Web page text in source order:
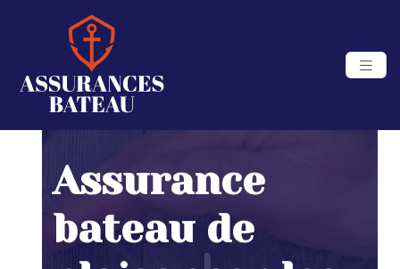
Assurance
bateau de